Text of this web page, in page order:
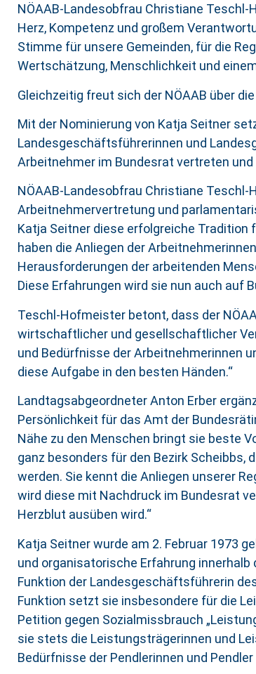
NÖAAB-Landesobfrau Christiane
Herz, Kompetenz und großem
Stimme für unsere Gemeinden, für die
Wertschätzung, Menschlichkeit und
Gleichzeitig freut sich der NÖAAB über
Mit der Nominierung von Katja Seitner
Landesgeschäftsführerinnen und
Arbeitnehmer im Bundesrat vertreten
NÖAAB-Landesobfrau Christiane
Arbeitnehmervertretung und
Katja Seitner diese erfolgreiche Tradition
haben die Anliegen der
Herausforderungen der arbeitenden
Diese Erfahrungen wird sie nun auch auf
Teschl-Hofmeister betont, dass der
wirtschaftlicher und gesellschaftlicher
und Bedürfnisse der Arbeitnehmerinnen
diese Aufgabe in den besten Händen.“
Landtagsabgeordneter Anton Erber
Persönlichkeit für das Amt der
Nähe zu den Menschen bringt sie beste
ganz besonders für den Bezirk
werden. Sie kennt die Anliegen unserer
wird diese mit Nachdruck im Bundesrat
Herzblut ausüben wird.“
Katja Seitner wurde am 2. Februar 1973
und organisatorische Erfahrung
Funktion der Landesgeschäftsführerin
Funktion setzt sie insbesondere für die
Petition gegen Sozialmissbrauch
sie stets die Leistungsträgerinnen und
Bedürfnisse der Pendlerinnen und